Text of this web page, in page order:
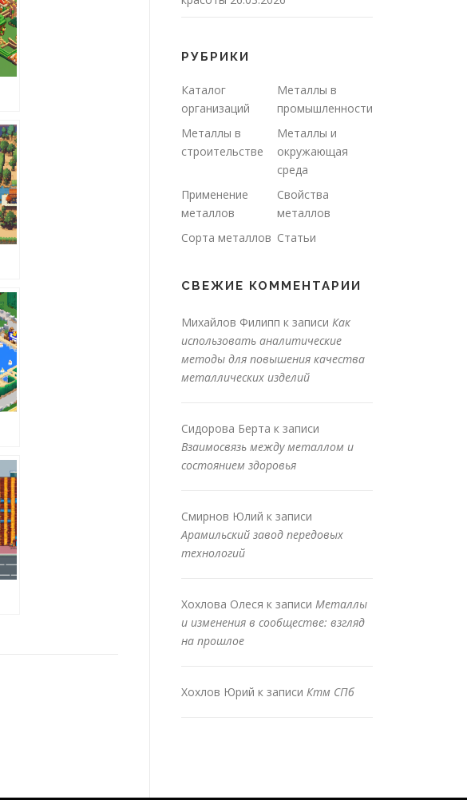
РУБРИКИ
Каталог
организаций
Металлы в
промышленности
Металлы в
строительстве
Металлы и
окружающая
среда
Применение
металлов
Свойства
металлов
Сорта металлов Статьи
СВЕЖИЕ КОММЕНТАРИИ
Михайлов Филипп к записи Как
использовать аналитические
методы для повышения качества
металлических изделий
Сидорова Берта к записи
Взаимосвязь между металлом и
состоянием здоровья
Смирнов Юлий к записи
Арамильский завод передовых
технологий
Хохлова Олеся к записи Металлы
и изменения в сообществе: взгляд
на прошлое
Хохлов Юрий к записи Ктм СПб